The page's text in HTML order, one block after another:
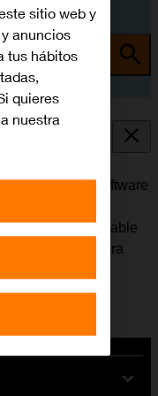
la versión de software
ir corrigiendo
Es recomendable
la memoria. Para
necesario
sitio web y
anuncios
tus hábitos
quieres
nuestra